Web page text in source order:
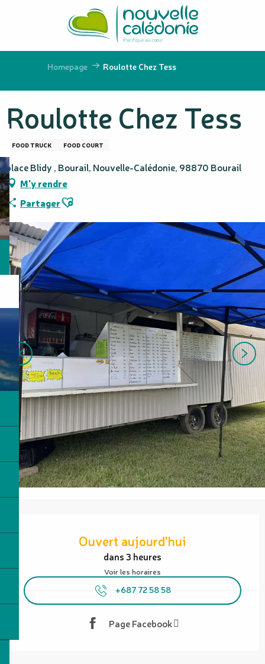
principal
Homepage Roulotte Chez Tess
Roulotte Chez Tess
FOOD TRUCK FOOD COURT
place Blidy , Bourail, Nouvelle-Calédonie, 98870 Bourail
M'y rendre
PartagerAjouter aux favoris
Ouvert aujourd'hui
dans 3 heures
Voir les horaires
+687 72 58 58
Page Facebook